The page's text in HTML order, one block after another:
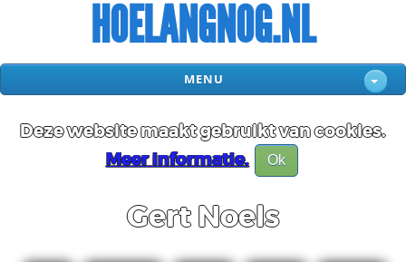
HOELANGNOG.NL
MENU
Deze website maakt gebruikt van cookies.
Meer informatie.
Ok
Gert Noels